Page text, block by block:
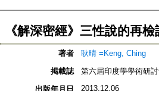
《解深密經》三性說的再檢
著者
耿晴 =Keng, Ching
掲載誌
第六屆印度學學術研
出版年月日
2013.12.06